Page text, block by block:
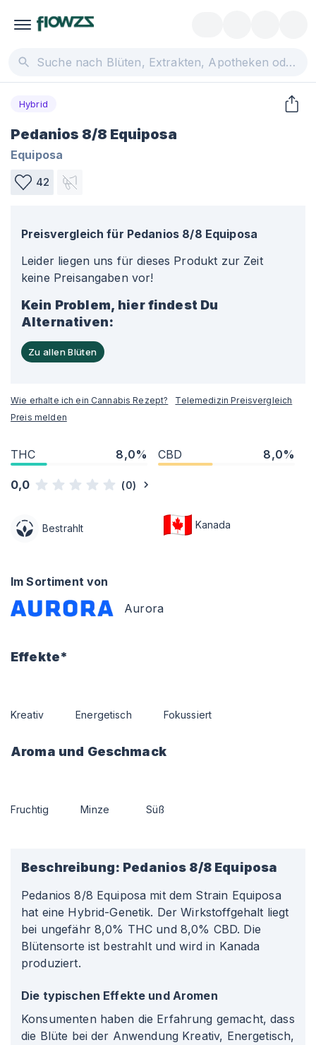
Hybrid
Pedanios 8/8 Equiposa
Equiposa
42
Preisvergleich für Pedanios 8/8 Equiposa
Leider liegen uns für dieses Produkt zur Zeit
keine Preisangaben vor!
Kein Problem, hier findest Du
Alternativen:
Zu allen Blüten
Wie erhalte ich ein Cannabis Rezept?
Telemedizin Preisvergleich
Preis melden
THC 8,0% CBD 8,0%
0,0 (0)
Bestrahlt Kanada
Im Sortiment von
Aurora
Effekte*
Kreativ Energetisch Fokussiert
Aroma und Geschmack
Fruchtig Minze Süß
Beschreibung: Pedanios 8/8 Equiposa
Pedanios 8/8 Equiposa mit dem Strain Equiposa
hat eine Hybrid-Genetik. Der Wirkstoffgehalt liegt
bei ungefähr 8,0% THC und 8,0% CBD. Die
Blütensorte ist bestrahlt und wird in Kanada
produziert.
Die typischen Effekte und Aromen
Konsumenten haben die Erfahrung gemacht, dass
die Blüte bei der Anwendung Kreativ, Energetisch,